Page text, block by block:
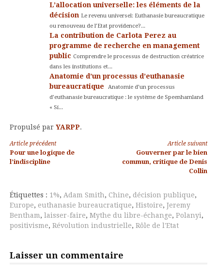
L’allocation universelle: les éléments de la
décision Le revenu universel: Euthanasie bureaucratique
ou renouveau de l’Etat providence?...
La contribution de Carlota Perez au
programme de recherche en management
public Comprendre le processus de destruction créatrice
dans les institutions et...
Anatomie d’un processus d’euthanasie
bureaucratique
Anatomie d’un processus
d’euthanasie bureaucratique : le système de Speenhamland
« Si...
Propulsé par YARPP.
Lire
la
Article précédent
Pour une logique de
l’indiscipline
Article suivant
Gouverner par le bien
commun, critique de Denis
Collin
Étiquettes : 1%, Adam Smith, Chine, décision publique,
Europe, euthanasie bureaucratique, Histoire, Jeremy
Bentham, laisser-faire, Mythe du libre-échange, Polanyi,
positivisme, Révolution industrielle, Rôle de l'Etat
Laisser un commentaire